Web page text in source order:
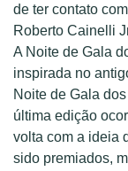
de ter contato
Roberto Cainelli
A Noite de Gala
inspirada no
Noite de Gala
última edição
volta com a ideia
sido premiados,